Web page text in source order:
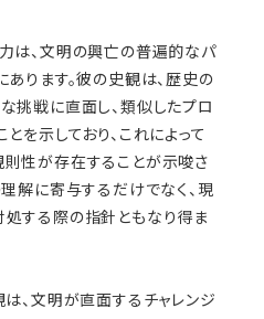
は、文明の興亡の普遍的なパ
ります。彼の史観は、歴史の
挑戦に直面し、類似したプロ
を示しており、これによって
性が存在することが示唆さ
解に寄与するだけでなく、現
する際の指針ともなり得ま
は、文明が直面するチャレンジ